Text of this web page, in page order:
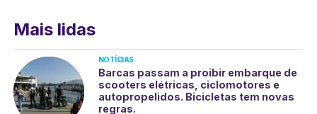
Mais lidas
NOTÍCIAS
Barcas passam a proibir embarque de
scooters elétricas, ciclomotores e
autopropelidos. Bicicletas tem novas
regras.